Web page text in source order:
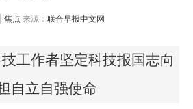
焦点 来源： 联合早报中文网